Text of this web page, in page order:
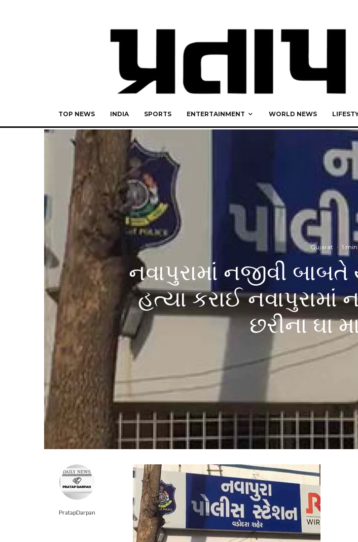
TOP NEWS INDIA SPORTS ENTERTAINMENT WORLD NEWS
Gujarat · 1
નવાપુરામાં નજીવી બાબતે
હત્યા કરાઈ
છરીના ઘા
PratapDarpan